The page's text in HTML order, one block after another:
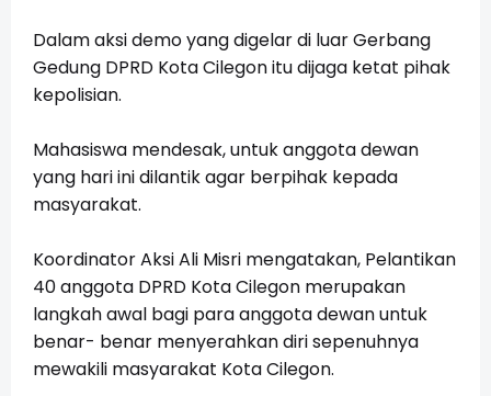
Dalam aksi demo yang digelar di luar Gerbang
Gedung DPRD Kota Cilegon itu dijaga ketat pihak
kepolisian.
Mahasiswa mendesak, untuk anggota dewan
yang hari ini dilantik agar berpihak kepada
masyarakat.
Koordinator Aksi Ali Misri mengatakan, Pelantikan
40 anggota DPRD Kota Cilegon merupakan
langkah awal bagi para anggota dewan untuk
benar- benar menyerahkan diri sepenuhnya
mewakili masyarakat Kota Cilegon.